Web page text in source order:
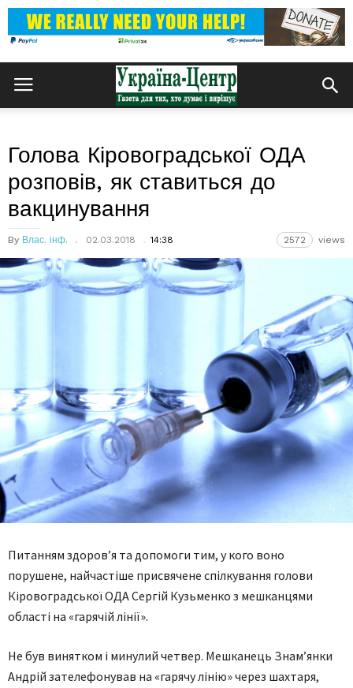
Голова Кіровоградської ОДА
розповів, як ставиться до
вакцинування
By Влас. інф. 02.03.2018 14:38 2572 views
Питанням здоров’я та допомоги тим, у кого воно
порушене, найчастіше присвячене спілкування голови
Кіровоградської ОДА Сергій Кузьменко з мешканцями
області на «гарячій лінії».
Не був винятком і минулий четвер. Мешканець Знам’янки
Андрій зателефонував на «гарячу лінію» через шахтаря,